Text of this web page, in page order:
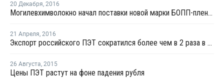
20 Декабря, 2016
Могилевхимволокно начал поставки новой марки БОПП-пленки
21 Апреля, 2016
Экспорт российского ПЭТ сократился более чем в 2 раза в первом квартале
26 Августа, 2015
Цены ПЭТ растут на фоне падения рубля